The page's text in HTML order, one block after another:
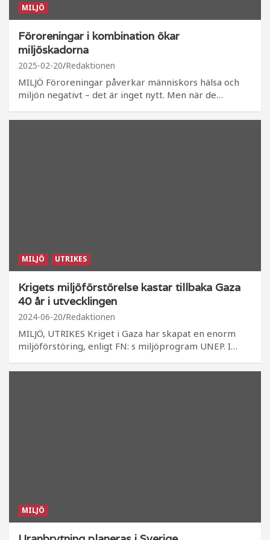
MILJÖ
Föroreningar i kombination ökar
miljöskadorna
2025-02-20 Redaktionen
MILJÖ Föroreningar påverkar människors hälsa och
miljön negativt – det är inget nytt. Men när de…
MILJÖ UTRIKES
Krigets miljöförstörelse kastar tillbaka Gaza
40 år i utvecklingen
2024-06-20 Redaktionen
MILJÖ, UTRIKES Kriget i Gaza har skapat en enorm
miljöförstöring, enligt FN: s miljöprogram UNEP. I…
MILJÖ